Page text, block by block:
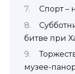
Спорт –
битве при
музее-